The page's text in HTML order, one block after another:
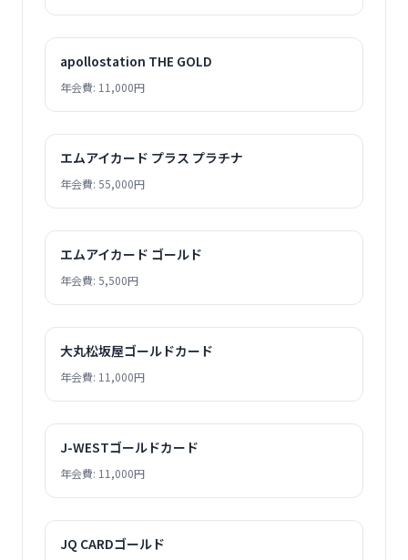
apollostation THE GOLD
年会費: 11,000円
エムアイカード プラス プラチナ
年会費: 55,000円
エムアイカード ゴールド
年会費: 5,500円
大丸松坂屋ゴールドカード
年会費: 11,000円
J-WESTゴールドカード
年会費: 11,000円
JQ CARDゴールド